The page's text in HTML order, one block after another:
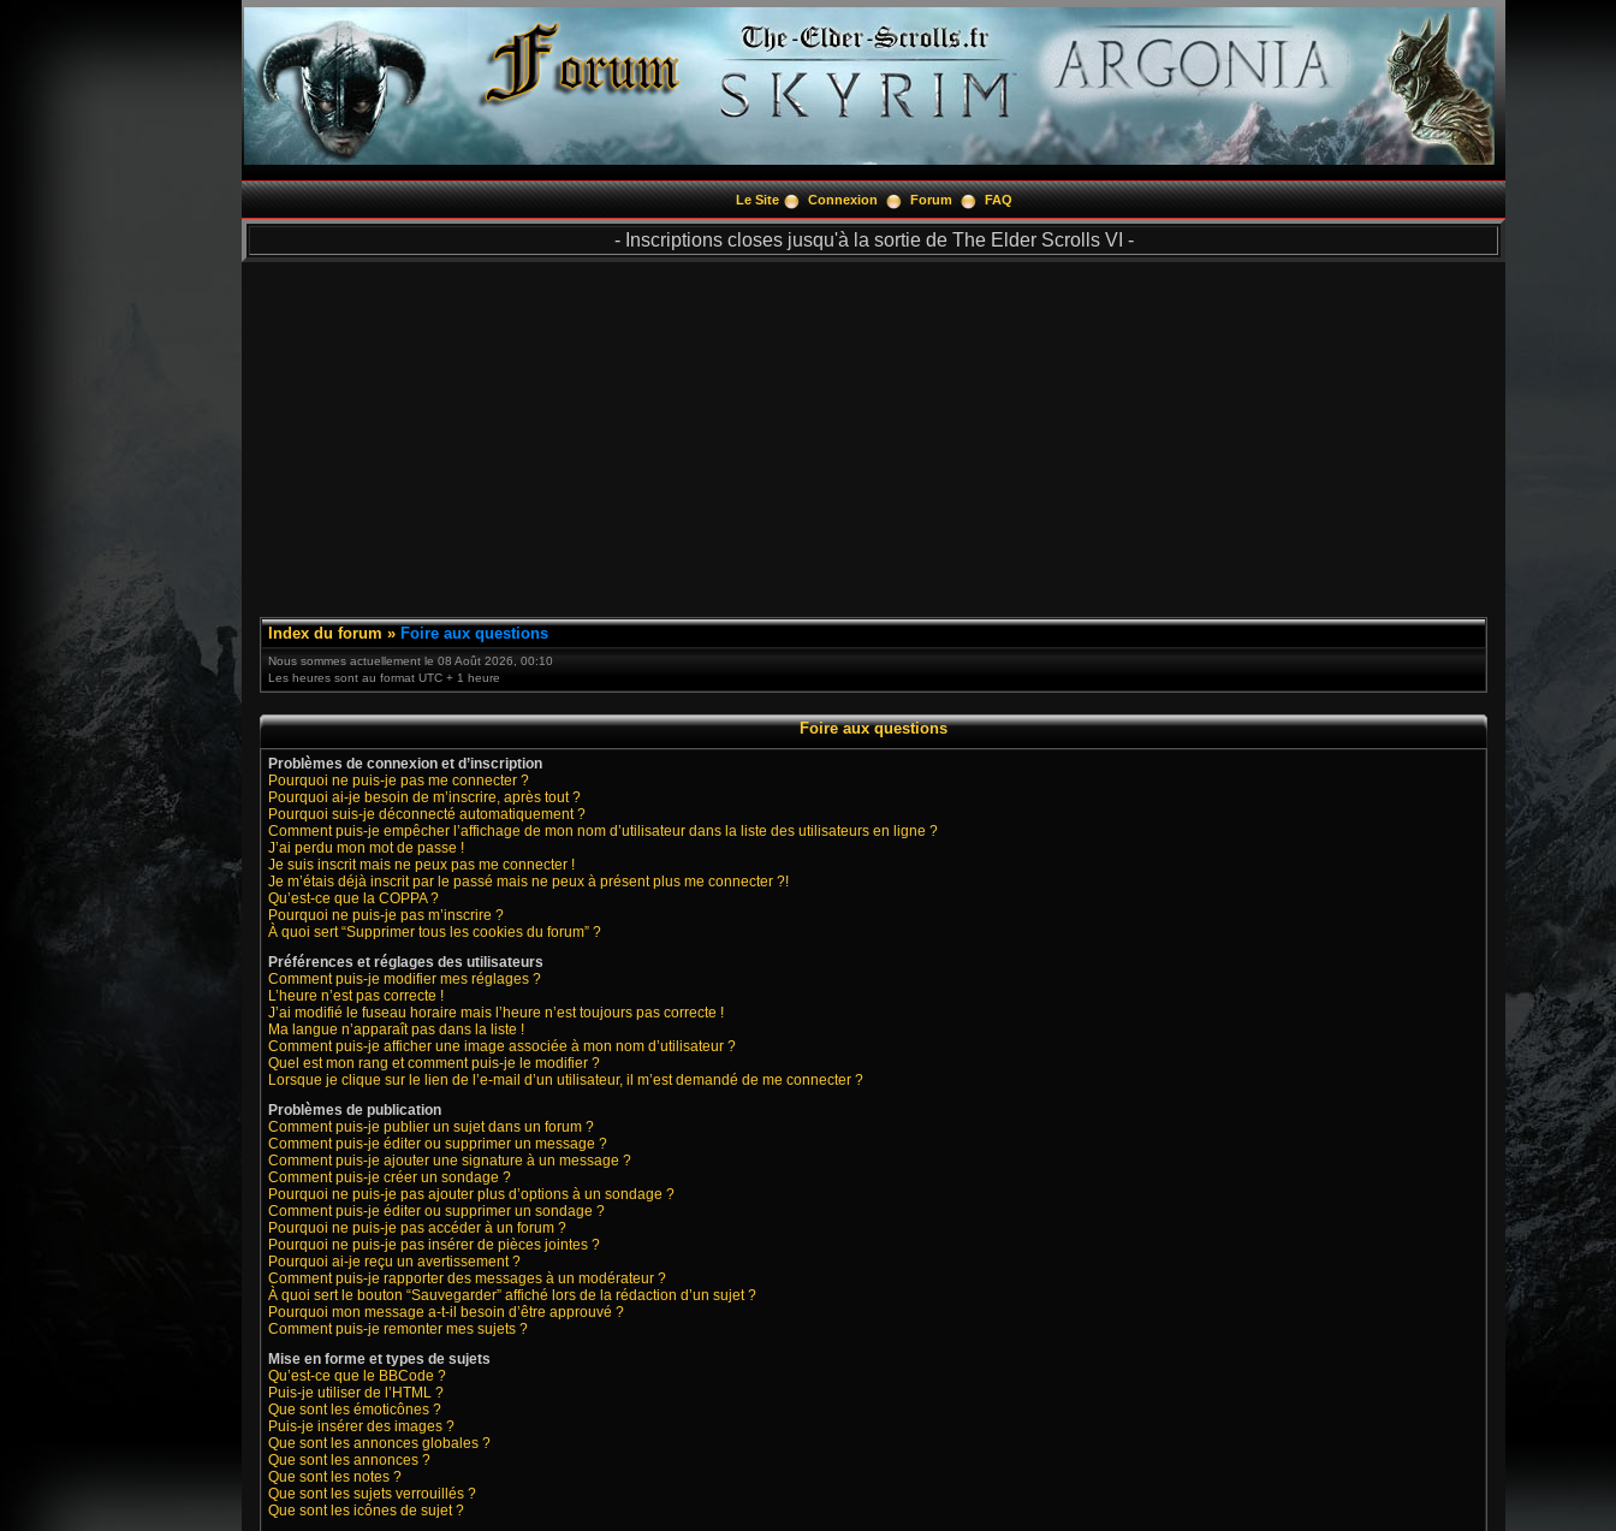
Le Site Connexion Forum FAQ
- Inscriptions closes jusqu'à la sortie de The Elder Scrolls VI -
Index du forum » Foire aux questions
Nous sommes actuellement le 08 Août 2026, 00:10
Les heures sont au format UTC + 1 heure
Foire aux questions
Problèmes de connexion et d’inscription
Pourquoi ne puis-je pas me connecter ?
Pourquoi ai-je besoin de m’inscrire, après tout ?
Pourquoi suis-je déconnecté automatiquement ?
Comment puis-je empêcher l’affichage de mon nom d’utilisateur dans la liste des utilisateurs en ligne ?
J’ai perdu mon mot de passe !
Je suis inscrit mais ne peux pas me connecter !
Je m’étais déjà inscrit par le passé mais ne peux à présent plus me connecter ?!
Qu’est-ce que la COPPA ?
Pourquoi ne puis-je pas m’inscrire ?
À quoi sert “Supprimer tous les cookies du forum” ?
Préférences et réglages des utilisateurs
Comment puis-je modifier mes réglages ?
L’heure n’est pas correcte !
J’ai modifié le fuseau horaire mais l’heure n’est toujours pas correcte !
Ma langue n’apparaît pas dans la liste !
Comment puis-je afficher une image associée à mon nom d’utilisateur ?
Quel est mon rang et comment puis-je le modifier ?
Lorsque je clique sur le lien de l’e-mail d’un utilisateur, il m’est demandé de me connecter ?
Problèmes de publication
Comment puis-je publier un sujet dans un forum ?
Comment puis-je éditer ou supprimer un message ?
Comment puis-je ajouter une signature à un message ?
Comment puis-je créer un sondage ?
Pourquoi ne puis-je pas ajouter plus d’options à un sondage ?
Comment puis-je éditer ou supprimer un sondage ?
Pourquoi ne puis-je pas accéder à un forum ?
Pourquoi ne puis-je pas insérer de pièces jointes ?
Pourquoi ai-je reçu un avertissement ?
Comment puis-je rapporter des messages à un modérateur ?
À quoi sert le bouton “Sauvegarder” affiché lors de la rédaction d’un sujet ?
Pourquoi mon message a-t-il besoin d’être approuvé ?
Comment puis-je remonter mes sujets ?
Mise en forme et types de sujets
Qu’est-ce que le BBCode ?
Puis-je utiliser de l’HTML ?
Que sont les émoticônes ?
Puis-je insérer des images ?
Que sont les annonces globales ?
Que sont les annonces ?
Que sont les notes ?
Que sont les sujets verrouillés ?
Que sont les icônes de sujet ?